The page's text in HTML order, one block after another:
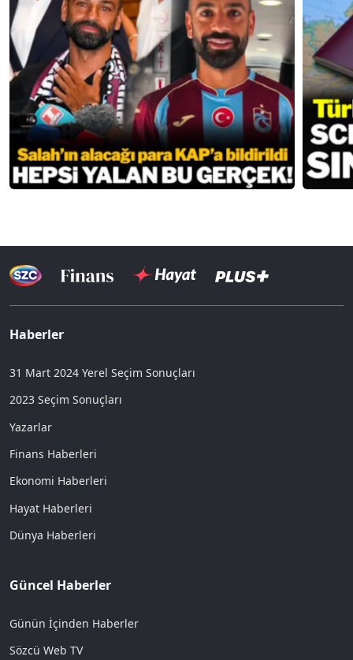
Haberler
31 Mart 2024 Yerel Seçim Sonuçları
2023 Seçim Sonuçları
Yazarlar
Finans Haberleri
Ekonomi Haberleri
Hayat Haberleri
Dünya Haberleri
Güncel Haberler
Günün İçinden Haberler
Sözcü Web TV